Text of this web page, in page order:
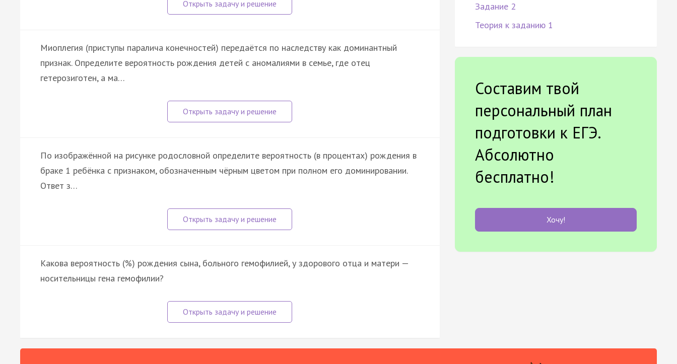
Миоплегия (приступы паралича конечностей) передаётся по наследству как доминантный
признак. Определите вероятность рождения детей с аномалиями в семье, где отец
гетерозиготен, а ма…
По изображённой на рисунке родословной определите вероятность (в процентах) рождения в
браке 1 ребёнка с признаком, обозначенным чёрным цветом при полном его доминировании.
Ответ з…
Какова вероятность (%) рождения сына, больного гемофилией, у здорового отца и матери —
носительницы гена гемофилии?
Задание 2
Теория к заданию 1
Составим твой
персональный план
подготовки к ЕГЭ.
Абсолютно
бесплатно!
Хочу!